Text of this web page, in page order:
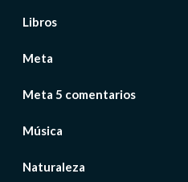
Libros
Meta
Meta 5 comentarios
Música
Naturaleza